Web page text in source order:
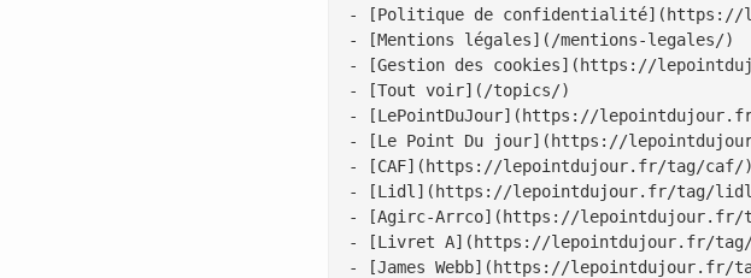
- [Politique de confidentialité](https://
- [Mentions légales](/mentions-legales/)
- [Gestion des cookies](https://
- [Tout voir](/topics/)
- [LePointDuJour](https://
- [Le Point Du jour](https://
- [CAF](https://lepointdujour.fr/tag/caf/)
- [Lidl](https://lepointdujour.fr/tag/
- [Agirc-Arrco](https://lepointdujour.fr/
- [Livret A](https://lepointdujour.fr/
- [James Webb](https://lepointdujour.fr/